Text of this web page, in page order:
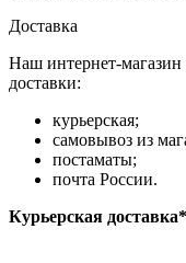
Доставка
Наш интернет-магазин
доставки:
курьерская;
самовывоз из
постаматы;
почта России.
Курьерская доставка*